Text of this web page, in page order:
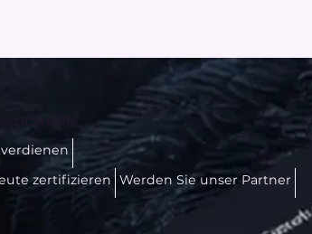
zertifizieren Werden Sie unser Partner